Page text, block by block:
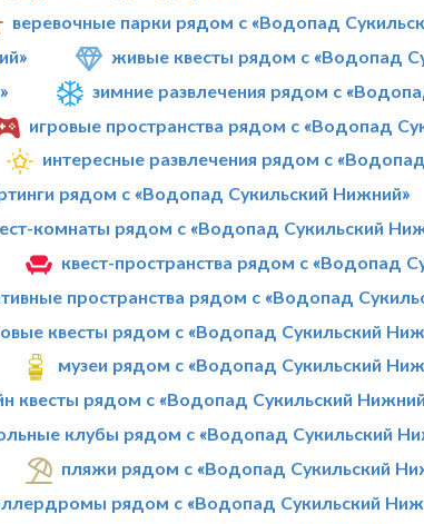
веревочные парки рядом с «Водопад
живые квесты рядом с «Водопад
зимние развлечения рядом с
игровые пространства рядом с «Водопад
интересные развлечения рядом с
рядом с «Водопад Сукильский Нижний»
комнаты рядом с «Водопад Сукильский
квест-пространства рядом с «Водопад
пространства рядом с «Водопад
квесты рядом с «Водопад Сукильский
музеи рядом с «Водопад Сукильский
квесты рядом с «Водопад Сукильский
клубы рядом с «Водопад Сукильский
пляжи рядом с «Водопад Сукильский
рядом с «Водопад Сукильский